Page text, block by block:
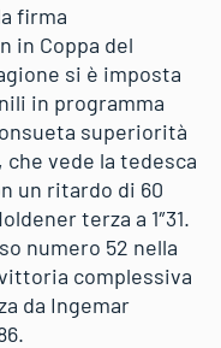
firma
in Coppa del
si è imposta
in programma
superiorità
vede la tedesca
un ritardo di 60
terza a 1″31.
numero 52 nella
complessiva
da Ingemar